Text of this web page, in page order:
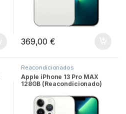
369,00€
Reacondicionados
Apple iPhone 13 Pro MAX
128GB (Reacondicionado)